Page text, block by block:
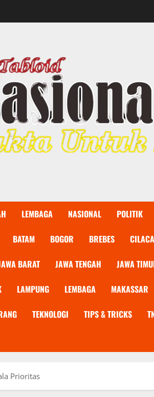
LEMBAGA NASIONAL POLITIK
BATAM BOGOR BREBES
BARAT JAWA TENGAH JAWA
LAMPUNG LEMBAGA MAKASSAR
TEKNOLOGI TIPS & TRICKS
Prioritas